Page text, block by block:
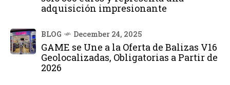
adquisición impresionante
BLOG December 24, 2025
GAME se Une a la Oferta de Balizas V16
Geolocalizadas, Obligatorias a Partir de
2026